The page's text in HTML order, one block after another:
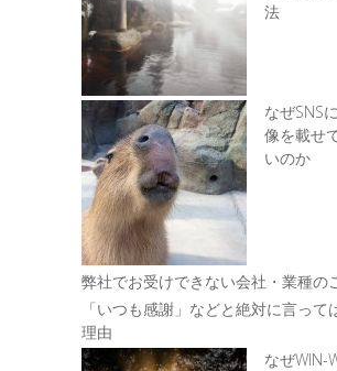
法
なぜSNS
像を載せ
いのか
弊社でお受けできない会社・業種の
「いつも感謝」などと絶対に言って
理由
なぜWIN-